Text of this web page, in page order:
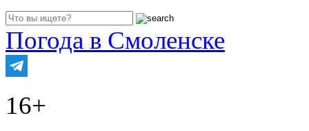
Погода в Смоленске
16+